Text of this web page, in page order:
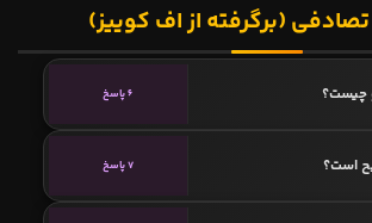
(برگرفته از اف کوییز)
چیست؟ 6 پاسخ
است؟ 7 پاسخ